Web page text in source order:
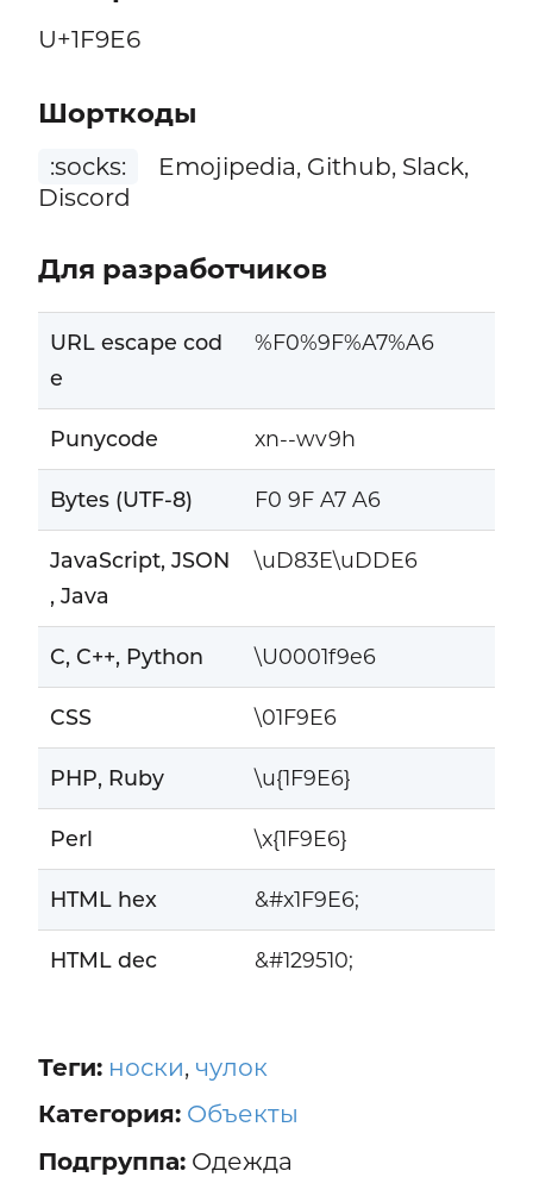
U+1F9E6
Шорткоды
:socks:
Emojipedia, Github, Slack,
Discord
Для разработчиков
URL escape cod
e
%F0%9F%A7%A6
Punycode xn--wv9h
Bytes (UTF-8) F0 9F A7 A6
JavaScript, JSON
, Java
\uD83E\uDDE6
C, C++, Python \U0001f9e6
CSS \01F9E6
PHP, Ruby \u{1F9E6}
Perl \x{1F9E6}
HTML hex &#x1F9E6;
HTML dec &#129510;
Теги: носки, чулок
Категория: Объекты
Подгруппа:Одежда